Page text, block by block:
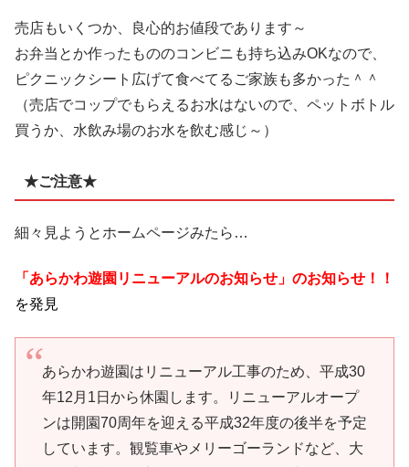
売店もいくつか、良心的お値段であります～
お弁当とか作ったもののコンビニも持ち込みOKなので、
ピクニックシート広げて食べてるご家族も多かった＾＾
（売店でコップでもらえるお水はないので、ペットボトル
買うか、水飲み場のお水を飲む感じ～）
★ご注意★
細々見ようとホームページみたら…
「あらかわ遊園リニューアルのお知らせ」のお知らせ！！
を発見
あらかわ遊園はリニューアル工事のため、平成30
年12月1日から休園します。リニューアルオープ
ンは開園70周年を迎える平成32年度の後半を予定
しています。観覧車やメリーゴーランドなど、大